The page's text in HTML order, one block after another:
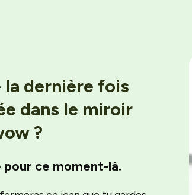
dernière fois
dans le miroir
?
ce moment-là.